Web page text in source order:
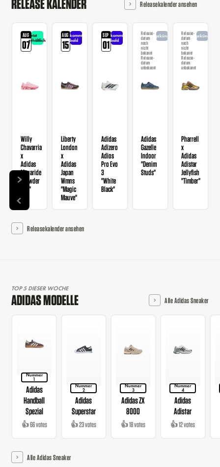
RELEASE KALENDER Releasekalender ansehen
AUG
07
Jetzt
erhältlich
Willy
Chavarria
x
Adidas
Megaride
"Powder
Red"
AUG
15
kommt
bald
Liberty
London
x
Adidas
Japan
Wmns
"Magic
Mauve"
SEP
01
kommt
bald
Adidas
Adizero
Adios
Pro Evo
3
"White
Black"
Release-
datum
noch
nicht
bekannt
Release-
datum
unbekannt
angekündigt
Adidas
Gazelle
Indoor
"Denim
Studs"
Release-
datum
noch
nicht
bekannt
Release-
datum
unbekannt
angekündigt
Pharrell
x
Adidas
Adistar
Jellyfish
"Timber"
Releasekalender ansehen
TOP 5 DIESER WOCHE
ADIDAS MODELLE Alle Adidas Sneaker
Nummer
1
Adidas
Handball
Spezial
👍 66 votes
Nummer
2
Adidas
Superstar
👍 23 votes
Nummer
3
Adidas ZX
8000
👍 18 votes
Nummer
4
Adidas
Adistar
👍 12 votes
Alle Adidas Sneaker